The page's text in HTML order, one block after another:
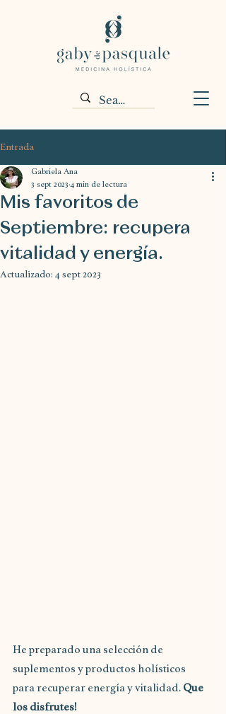
Entrada
Mis favoritos de
Septiembre: recupera
vitalidad y energía.
Gabriela Ana
3 sept 2023 4 min de lectura
Actualizado: 4 sept 2023
He preparado una selección de
suplementos y productos holísticos
para recuperar energía y vitalidad. Que
los disfrutes!